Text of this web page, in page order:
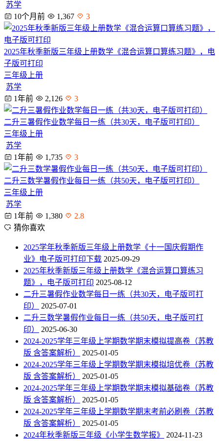
苏学
10个月前
1,367 3
2025年秋季新版三年级上册数学《混合运算口算练习题》，电
子版可打印
三年级上册
苏学
1年前
2,126 3
二升三暑假作业数学每日一练（共30天，电子版可打印）
三年级上册
苏学
1年前
1,735 3
二升三数学暑假作业每日一练（共50天，电子版可打印）
三年级上册
苏学
1年前
1,380
2.8
猜你喜欢
2025学年秋季新版三年级上册数学《十一国庆假期作
业》电子版可打印下载 2025-09-29
2025年秋季新版三年级上册数学《混合运算口算练习
题》，电子版可打印 2025-08-12
二升三暑假作业数学每日一练（共30天，电子版可打
印）
2025-07-01
二升三数学暑假作业每日一练（共50天，电子版可打
印）
2025-06-30
2024-2025学年三年级上学期数学期末模拟提高卷（苏教
版 含答案解析）
2025-01-05
2024-2025学年三年级上学期数学期末模拟培优卷（苏教
版 含答案解析）
2025-01-05
2024-2025学年三年级上学期数学期末模拟基础卷（苏教
版 含答案解析）
2025-01-05
2024-2025学年三年级上学期数学期末考前必刷卷（苏教
版 含答案解析）
2025-01-05
2024年秋季新版三年级《小学生数学报》
2024-11-23